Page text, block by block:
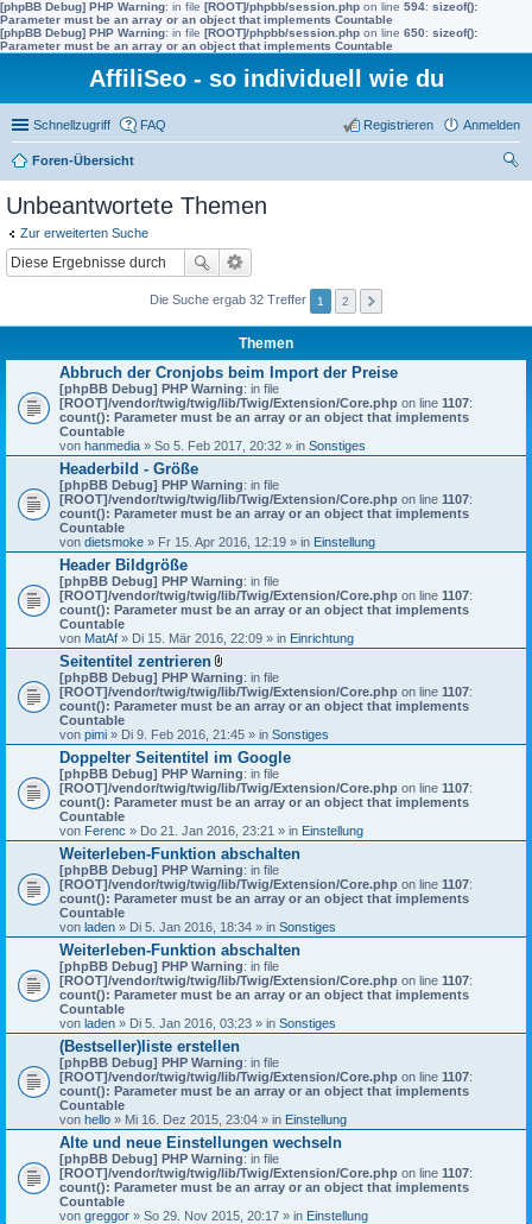
[phpBB Debug] PHP Warning: in file [ROOT]/phpbb/session.php on line 594: sizeof():
Parameter must be an array or an object that implements Countable
[phpBB Debug] PHP Warning: in file [ROOT]/phpbb/session.php on line 650: sizeof():
Parameter must be an array or an object that implements Countable
AffiliSeo - so individuell wie du
Schnellzugriff FAQ Anmelden
Registrieren
Foren-Übersicht
Unbeantwortete Themen
Zur erweiterten Suche
Die Suche ergab 32 Treffer 1 2
Themen
Abbruch der Cronjobs beim Import der Preise
[phpBB Debug] PHP Warning: in file
[ROOT]/vendor/twig/twig/lib/Twig/Extension/Core.php on line 1107:
count(): Parameter must be an array or an object that implements
Countable
von hanmedia » So 5. Feb 2017, 20:32 » in Sonstiges
Headerbild - Größe
[phpBB Debug] PHP Warning: in file
[ROOT]/vendor/twig/twig/lib/Twig/Extension/Core.php on line 1107:
count(): Parameter must be an array or an object that implements
Countable
von dietsmoke » Fr 15. Apr 2016, 12:19 » in Einstellung
Header Bildgröße
[phpBB Debug] PHP Warning: in file
[ROOT]/vendor/twig/twig/lib/Twig/Extension/Core.php on line 1107:
count(): Parameter must be an array or an object that implements
Countable
von MatAf » Di 15. Mär 2016, 22:09 » in Einrichtung
Seitentitel zentrieren
D
a
t
i
a
n
h
a
n
[phpBB Debug] PHP Warning: in file
[ROOT]/vendor/twig/twig/lib/Twig/Extension/Core.php on line 1107:
count(): Parameter must be an array or an object that implements
Countable
von pimi » Di 9. Feb 2016, 21:45 » in Sonstiges
Doppelter Seitentitel im Google
[phpBB Debug] PHP Warning: in file
[ROOT]/vendor/twig/twig/lib/Twig/Extension/Core.php on line 1107:
count(): Parameter must be an array or an object that implements
Countable
von Ferenc » Do 21. Jan 2016, 23:21 » in Einstellung
Weiterleben-Funktion abschalten
[phpBB Debug] PHP Warning: in file
[ROOT]/vendor/twig/twig/lib/Twig/Extension/Core.php on line 1107:
count(): Parameter must be an array or an object that implements
Countable
von laden » Di 5. Jan 2016, 18:34 » in Sonstiges
Weiterleben-Funktion abschalten
[phpBB Debug] PHP Warning: in file
[ROOT]/vendor/twig/twig/lib/Twig/Extension/Core.php on line 1107:
count(): Parameter must be an array or an object that implements
Countable
von laden » Di 5. Jan 2016, 03:23 » in Sonstiges
(Bestseller)liste erstellen
[phpBB Debug] PHP Warning: in file
[ROOT]/vendor/twig/twig/lib/Twig/Extension/Core.php on line 1107:
count(): Parameter must be an array or an object that implements
Countable
von hello » Mi 16. Dez 2015, 23:04 » in Einstellung
Alte und neue Einstellungen wechseln
[phpBB Debug] PHP Warning: in file
[ROOT]/vendor/twig/twig/lib/Twig/Extension/Core.php on line 1107:
count(): Parameter must be an array or an object that implements
Countable
von greggor » So 29. Nov 2015, 20:17 » in Einstellung